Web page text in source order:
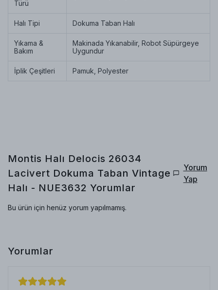
Türü
Halı Tipi Dokuma Taban Halı
Yıkama &
Bakım
Makinada Yıkanabilir, Robot Süpürgeye
Uygundur
İplik Çeşitleri Pamuk, Polyester
Montis Halı Delocis 26034
Lacivert Dokuma Taban Vintage
Halı - NUE3632 Yorumlar
Yorum
Yap
Bu ürün için henüz yorum yapılmamış.
Yorumlar